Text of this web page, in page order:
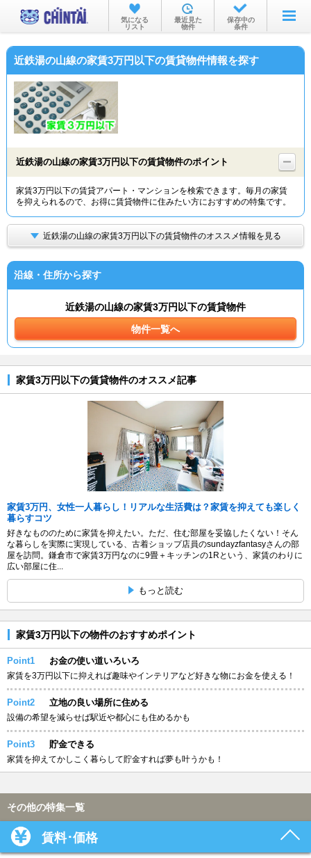
お部屋を探す
沿線・駅から
物件特集から
TOP
気になる
リスト
最近見た
物件
保存中の
条件
近鉄湯の山線の家賃3万円以下の賃貸物件情報を探す
近鉄湯の山線の家賃3万円以下の賃貸物件のポイント
家賃3万円以下の賃貸アパート・マンションを検索できます。毎月の家賃
を抑えられるので、お得に賃貸物件に住みたい方におすすめの特集です。
近鉄湯の山線の家賃3万円以下の賃貸物件のオススメ情報を見る
沿線・住所から探す
近鉄湯の山線の家賃3万円以下の賃貸物件
物件一覧へ
家賃3万円以下の賃貸物件のオススメ記事
家賃3万円、女性一人暮らし！リアルな生活費は？家賃を抑えても楽しく
暮らすコツ
好きなもののために家賃を抑えたい。ただ、住む部屋を妥協したくない！そん
な暮らしを実際に実現している、古着ショップ店員のsundayzfantasyさんの部
屋を訪問。鎌倉市で家賃3万円なのに9畳＋キッチンの1Rという、家賃のわりに
広い部屋に住...
もっと読む
家賃3万円以下の物件のおすすめポイント
Point1 お金の使い道いろいろ
家賃を3万円以下に抑えれば趣味やインテリアなど好きな物にお金を使える！
Point2 立地の良い場所に住める
設備の希望を減らせば駅近や都心にも住めるかも
Point3 貯金できる
家賃を抑えてかしこく暮らして貯金すれば夢も叶うかも！
その他の特集一覧
賃料･価格